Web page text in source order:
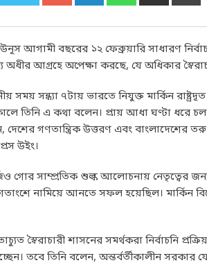
আগামী বছরের ১২ ফেব্রুয়ারি সাধারণ
আগ্রহে অপেক্ষা করছে, যে অধিকার
সময় সন্ধ্যা ৭টায় ভারতে নিযুক্ত মার্কিন
তিনি এ কথা বলেন। প্রায় আধা ঘণ্টা ধরে
গণতান্ত্রিক উত্তরণ এবং বাংলাদেশের
উইং।
গোর সাম্প্রতিক শুল্ক আলোচনায় নেতৃত্বের
নামিয়ে আনতে সফল হয়েছিল। মার্কিন
স্বৈরাচারী শাসনের সমর্থকরা নির্বাচনি
তবে তিনি বলেন, অন্তর্বর্তীকালীন সরকার